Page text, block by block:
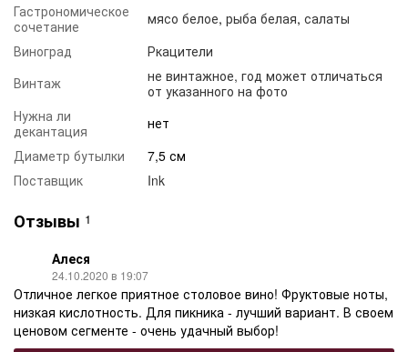
Гастрономическое
сочетание
мясо белое, рыба белая, салаты
Виноград
Ркацители
Винтаж
не винтажное, год может отличаться
от указанного на фото
Нужна ли
декантация
нет
Диаметр бутылки
7,5 см
Поставщик
Ink
Отзывы 1
Алеся
24.10.2020 в 19:07
Отличное легкое приятное столовое вино! Фруктовые ноты,
низкая кислотность. Для пикника - лучший вариант. В своем
ценовом сегменте - очень удачный выбор!